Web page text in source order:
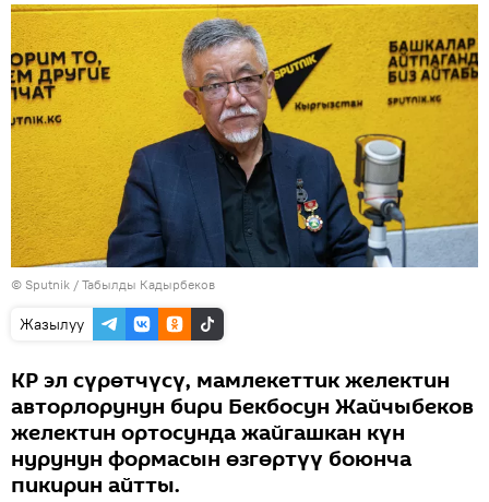
© Sputnik / Табылды Кадырбеков
Жазылуу
КР эл сүрөтчүсү, мамлекеттик желектин
авторлорунун бири Бекбосун Жайчыбеков
желектин ортосунда жайгашкан күн
нурунун формасын өзгөртүү боюнча
пикирин айтты.